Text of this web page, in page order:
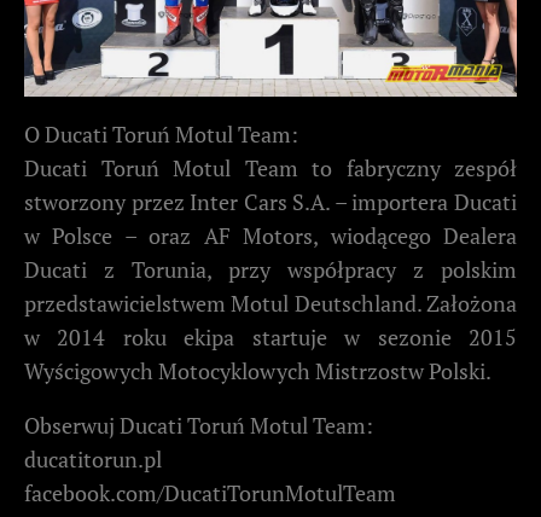
O Ducati Toruń Motul Team:
Ducati Toruń Motul Team to fabryczny zespół
stworzony przez Inter Cars S.A. – importera Ducati
w Polsce – oraz AF Motors, wiodącego Dealera
Ducati z Torunia, przy współpracy z polskim
przedstawicielstwem Motul Deutschland. Założona
w 2014 roku ekipa startuje w sezonie 2015
Wyścigowych Motocyklowych Mistrzostw Polski.
Obserwuj Ducati Toruń Motul Team:
ducatitorun.pl
facebook.com/DucatiTorunMotulTeam